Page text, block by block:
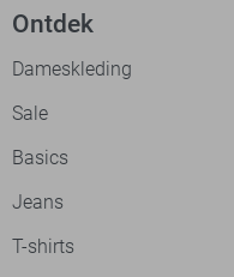
Ontdek
Dameskleding
Sale
Basics
Jeans
T-shirts